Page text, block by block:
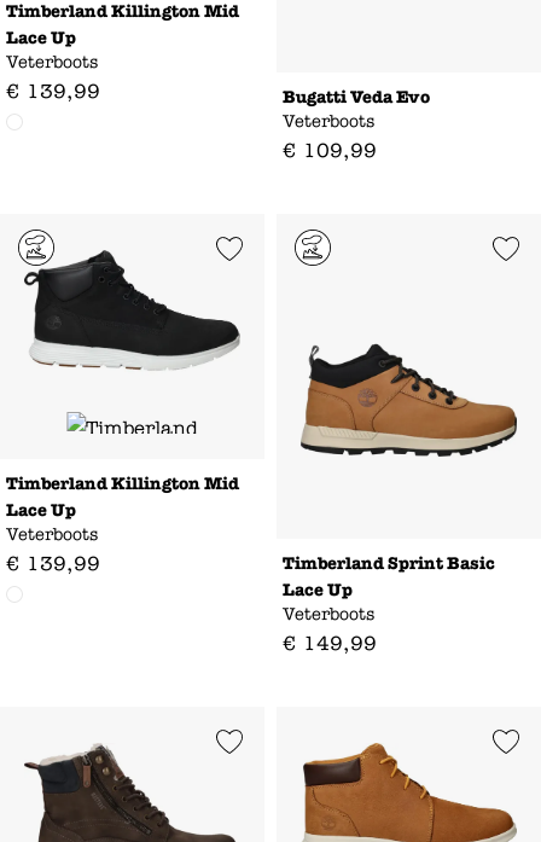
Timberland Killington Mid
Lace Up
Veterboots
€ 139,99
Bugatti Veda Evo
Veterboots
€ 109,99
Add to Wishlist
Timberland Killington Mid
Lace Up
Veterboots
€ 139,99
Add to
Timberland Sprint Basic
Lace Up
Veterboots
€ 149,99
Add to Wishlist Add to